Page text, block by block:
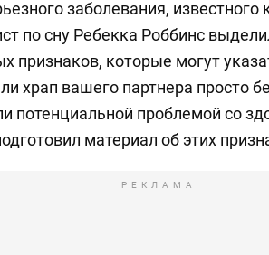
заболевания, известного
по сну Ребекка Роббинс
признаков, которые могут
храп вашего партнера просто
потенциальной проблемой со
материал об этих
РЕКЛАМА